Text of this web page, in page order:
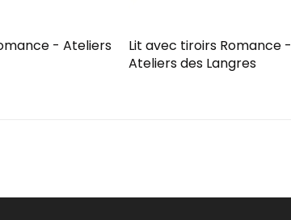
- Ateliers
Lit avec tiroirs Romance -
Ateliers des Langres